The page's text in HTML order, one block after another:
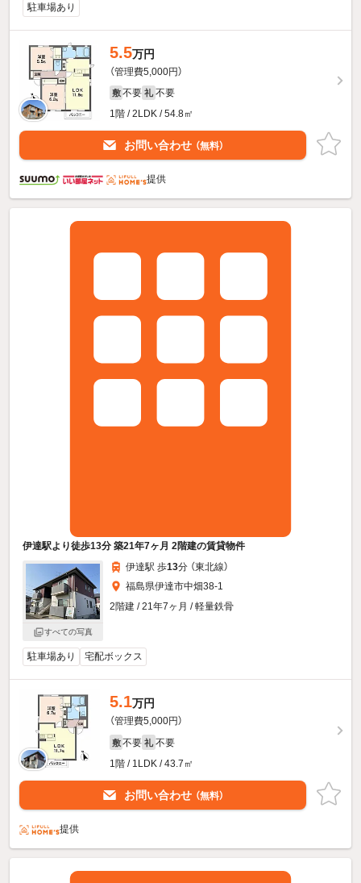
駐車場あり
5.5万円
（管理費5,000円）
敷 不要 礼 不要
1階 / 2LDK / 54.8㎡
お問い合わせ （無料）
提供
伊達駅より徒歩13分 築21年7ヶ月 2階建の賃貸物件
すべての写真
伊達駅 歩13分 （東北線）
福島県伊達市中畑38-1
2階建 / 21年7ヶ月 / 軽量鉄骨
駐車場あり 宅配ボックス
5.1万円
（管理費5,000円）
敷 不要 礼 不要
1階 / 1LDK / 43.7㎡
お問い合わせ （無料）
提供